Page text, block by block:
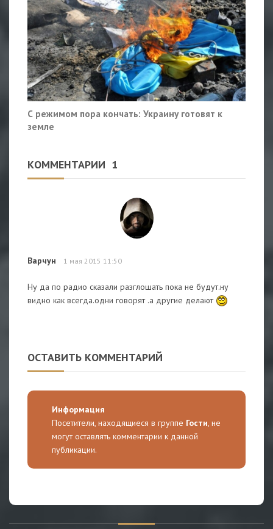
С режимом пора кончать: Украину готовят к
земле
КОММЕНТАРИИ 1
Варчун 1 мая 2015 11:50
Ну да по радио сказали разглошать пока не будут.ну
видно как всегда.одни говорят .а другие делают
ОСТАВИТЬ КОММЕНТАРИЙ
Информация
Посетители, находящиеся в группе Гости, не
могут оставлять комментарии к данной
публикации.